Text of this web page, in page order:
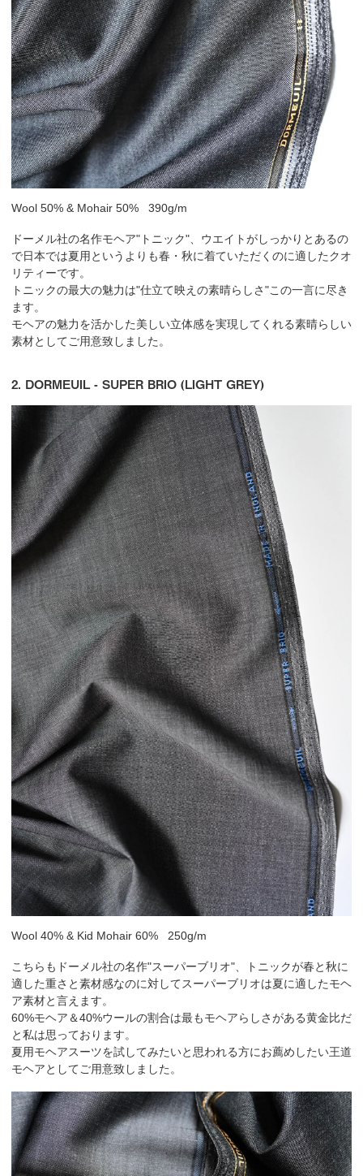
Wool 50% & Mohair 50% 390g/m
ドーメル社の名作モヘア"トニック"、ウエイトがしっかりとあるの
で日本では夏用というよりも春・秋に着ていただくのに適したクオ
リティーです。
トニックの最大の魅力は"仕立て映えの素晴らしさ"この一言に尽き
ます。
モヘアの魅力を活かした美しい立体感を実現してくれる素晴らしい
素材としてご用意致しました。
2. DORMEUIL - SUPER BRIO (LIGHT GREY)
Wool 40% & Kid Mohair 60% 250g/m
こちらもドーメル社の名作"スーパーブリオ"、トニックが春と秋に
適した重さと素材感なのに対してスーパーブリオは夏に適したモヘ
ア素材と言えます。
60%モヘア＆40%ウールの割合は最もモヘアらしさがある黄金比だ
と私は思っております。
夏用モヘアスーツを試してみたいと思われる方にお薦めしたい王道
モヘアとしてご用意致しました。